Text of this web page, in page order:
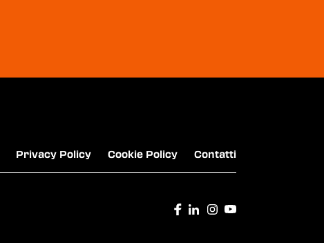
Privacy Policy Cookie Policy Contatti